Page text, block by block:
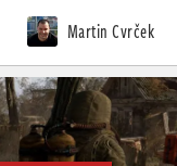
Martin Cvrček